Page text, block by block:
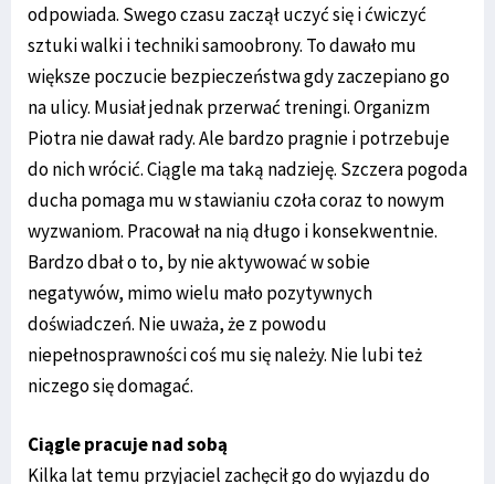
odpowiada. Swego czasu zaczął uczyć się i ćwiczyć
sztuki walki i techniki samoobrony. To dawało mu
większe poczucie bezpieczeństwa gdy zaczepiano go
na ulicy. Musiał jednak przerwać treningi. Organizm
Piotra nie dawał rady. Ale bardzo pragnie i potrzebuje
do nich wrócić. Ciągle ma taką nadzieję. Szczera pogoda
ducha pomaga mu w stawianiu czoła coraz to nowym
wyzwaniom. Pracował na nią długo i konsekwentnie.
Bardzo dbał o to, by nie aktywować w sobie
negatywów, mimo wielu mało pozytywnych
doświadczeń. Nie uważa, że z powodu
niepełnosprawności coś mu się należy. Nie lubi też
niczego się domagać.
Ciągle pracuje nad sobą
Kilka lat temu przyjaciel zachęcił go do wyjazdu do